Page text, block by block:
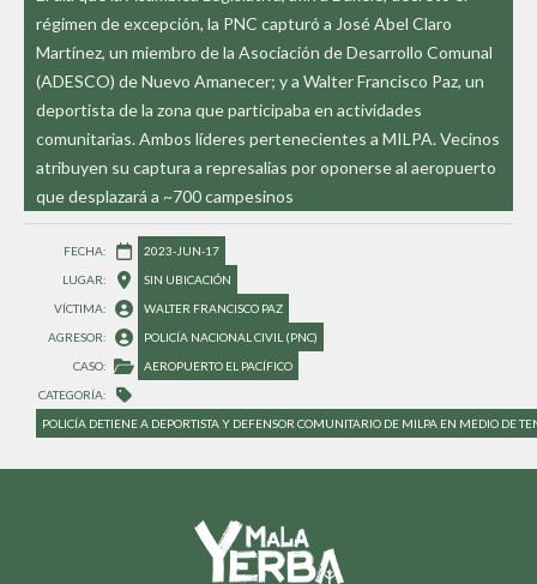
régimen de excepción, la PNC capturó a José Abel Claro
Martínez, un miembro de la Asociación de Desarrollo Comunal
(ADESCO) de Nuevo Amanecer; y a Walter Francisco Paz, un
deportista de la zona que participaba en actividades
comunitarias. Ambos líderes pertenecientes a MILPA. Vecinos
atribuyen su captura a represalias por oponerse al aeropuerto
que desplazará a ~700 campesinos​
FECHA:
2023-JUN-17
LUGAR:
SIN UBICACIÓN
VÍCTIMA:
WALTER FRANCISCO PAZ
AGRESOR:
POLICÍA NACIONAL CIVIL (PNC)
CASO:
AEROPUERTO EL PACÍFICO
CATEGORÍA:
POLICÍA DETIENE A DEPORTISTA Y DEFENSOR COMUNITARIO DE MILPA EN MEDIO DE